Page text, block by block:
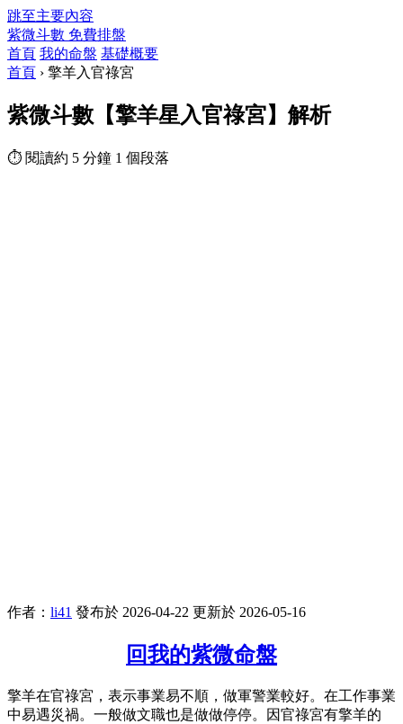
跳至主要內容
紫微斗數 免費排盤
首頁 我的命盤 基礎概要
首頁 › 擎羊入官祿宮
紫微斗數【擎羊星入官祿宮】解析
⏱ 閱讀約 5 分鐘 1 個段落
作者： li41 發布於 2026-04-22 更新於 2026-05-16
回我的紫微命盤
擎羊在官祿宮，表示事業易不順，做軍警業較好。在工作事業
中易遇災禍。一般做文職也是做做停停。因官祿宮有擎羊的